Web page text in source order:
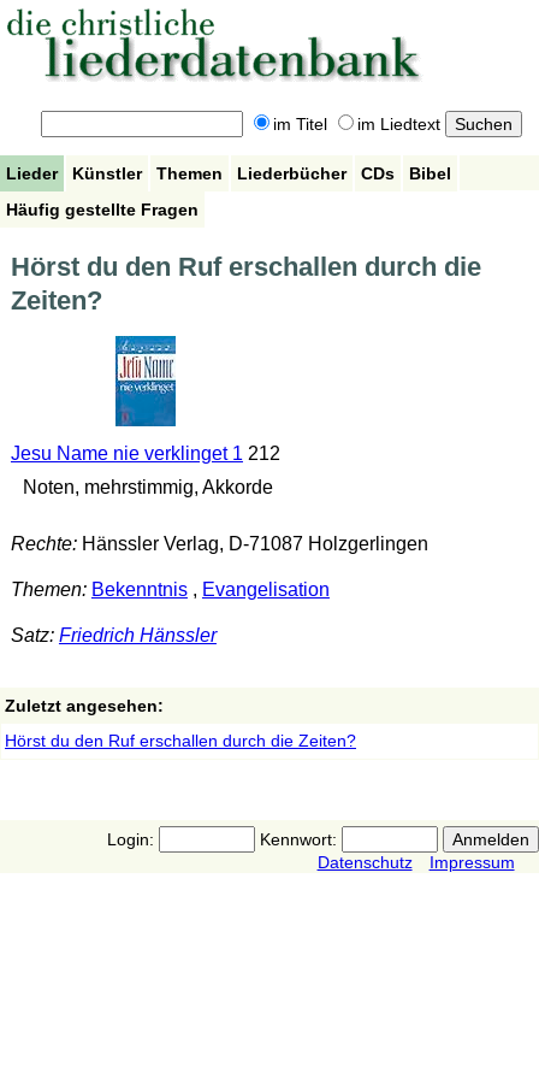
im Titel im Liedtext
Lieder Künstler Themen Liederbücher CDs
Bibel
Häufig gestellte Fragen
Hörst du den Ruf erschallen durch die
Zeiten?
Jesu Name nie verklinget 1 212
Noten, mehrstimmig, Akkorde
Rechte:Hänssler Verlag, D-71087 Holzgerlingen
Themen: Bekenntnis, Evangelisation
Satz: Friedrich Hänssler
Zuletzt angesehen:
Hörst du den Ruf erschallen durch die Zeiten?
Login:
Kennwort:
Datenschutz
Impressum